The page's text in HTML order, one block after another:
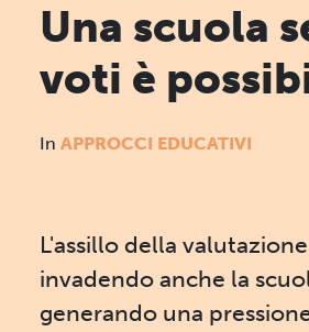
Una scuola
voti è
In APPROCCI EDUCATIVI
L'assillo della
invadendo anche la
generando una